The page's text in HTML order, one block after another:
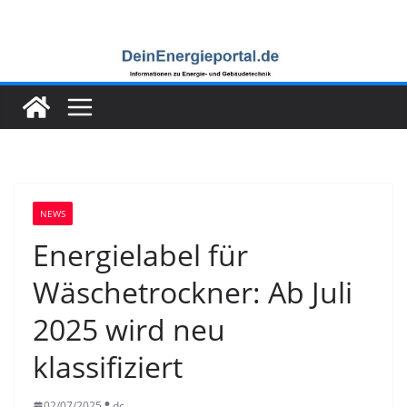
NEWS
Energielabel für
Wäschetrockner: Ab Juli
2025 wird neu
klassifiziert